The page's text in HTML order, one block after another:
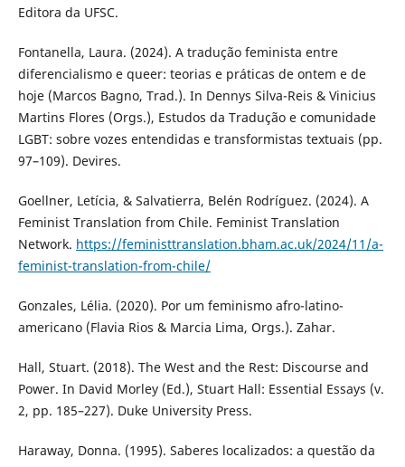
Editora da UFSC.
Fontanella, Laura. (2024). A tradução feminista entre
diferencialismo e queer: teorias e práticas de ontem e de
hoje (Marcos Bagno, Trad.). In Dennys Silva-Reis & Vinicius
Martins Flores (Orgs.), Estudos da Tradução e comunidade
LGBT: sobre vozes entendidas e transformistas textuais (pp.
97–109). Devires.
Goellner, Letícia, & Salvatierra, Belén Rodríguez. (2024). A
Feminist Translation from Chile. Feminist Translation
Network. https://feministtranslation.bham.ac.uk/2024/11/a-
feminist-translation-from-chile/
Gonzales, Lélia. (2020). Por um feminismo afro-latino-
americano (Flavia Rios & Marcia Lima, Orgs.). Zahar.
Hall, Stuart. (2018). The West and the Rest: Discourse and
Power. In David Morley (Ed.), Stuart Hall: Essential Essays (v.
2, pp. 185–227). Duke University Press.
Haraway, Donna. (1995). Saberes localizados: a questão da